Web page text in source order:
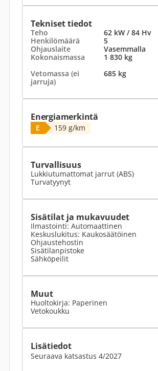
Tekniset tiedot
Teho 62 kW / 84 Hv
Henkilömäärä
5
Ohjauslaite
Vasemmalla
Kokonaismassa
1 830 kg
Vetomassa (ei
jarruja)
685 kg
Energiamerkintä
E 159 g/km
Turvallisuus
Lukkiutumattomat jarrut (ABS)
Turvatyynyt
Sisätilat ja mukavuudet
Ilmastointi: Automaattinen
Keskuslukitus: Kaukosäätöinen
Ohjaustehostin
Sisätilanpistoke
Sähköpeilit
Muut
Huoltokirja: Paperinen
Vetokoukku
Lisätiedot
Seuraava katsastus 4/2027